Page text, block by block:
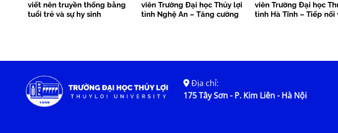
viết nên truyền thống bằng
tuổi trẻ và sự hy sinh
viên Trường Đại học Thủy lợi
tỉnh Nghệ An – Tăng cường
viên Trường Đại học
tỉnh Hà Tĩnh – Tiếp nối
Địa chỉ:
175 Tây Sơn - P. Kim Liên - Hà Nội